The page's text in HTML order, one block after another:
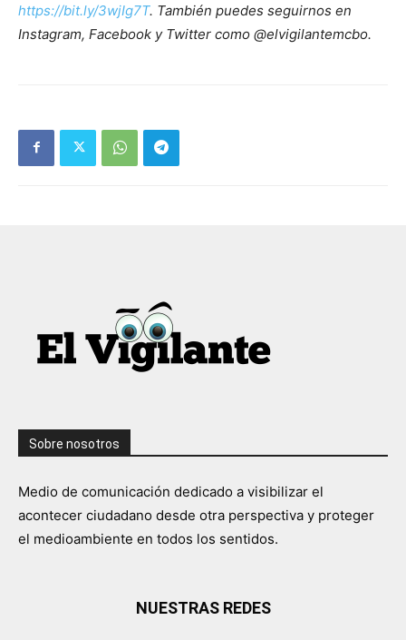
https://bit.ly/3wjIg7T. También puedes seguirnos en
Instagram, Facebook y Twitter como @elvigilantemcbo.
Sobre nosotros
Medio de comunicación dedicado a visibilizar el
acontecer ciudadano desde otra perspectiva y proteger
el medioambiente en todos los sentidos.
NUESTRAS REDES